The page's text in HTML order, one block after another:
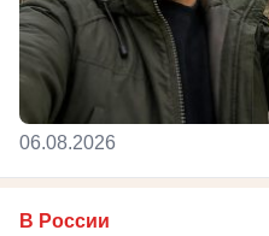
06.08.2026
В России